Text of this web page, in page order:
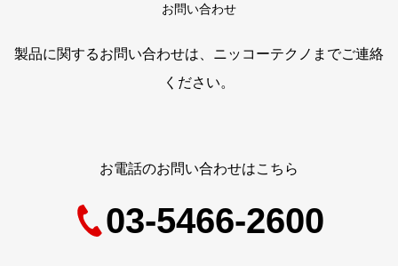
お問い合わせ
製品に関するお問い合わせは、ニッコーテクノまでご連絡
ください。
お電話のお問い合わせはこちら
03-5466-2600